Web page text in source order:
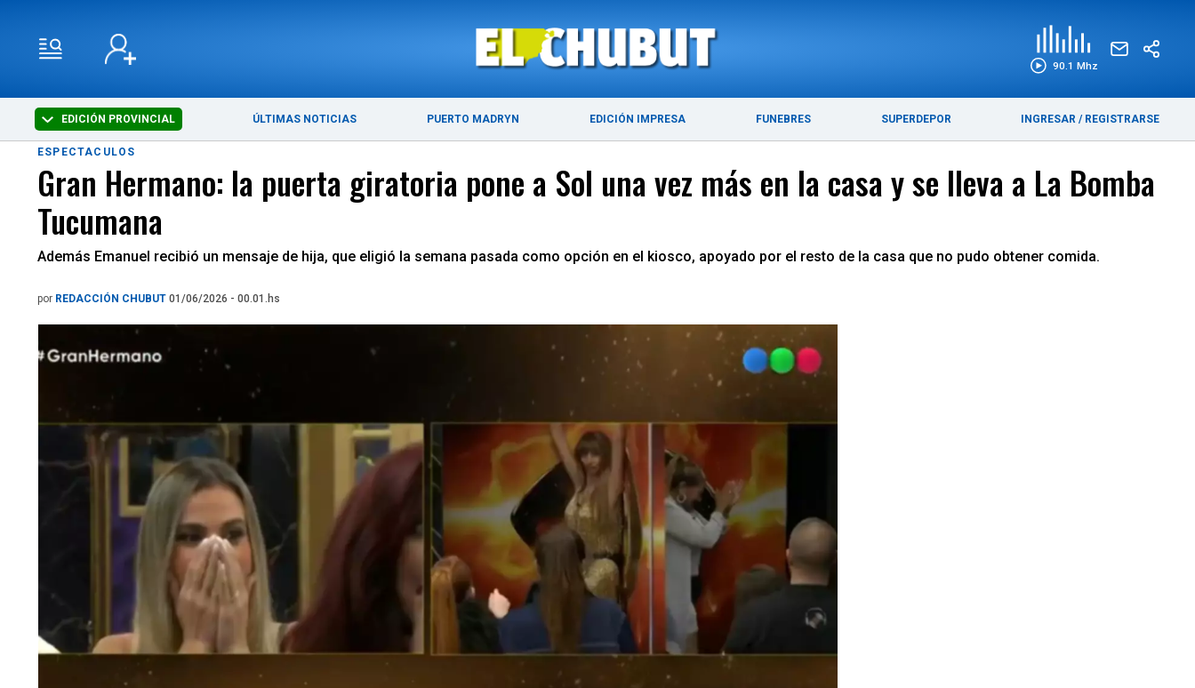
90.1 Mhz
EDICIÓN PROVINCIAL ÚLTIMAS NOTICIAS PUERTO MADRYN EDICIÓN IMPRESA FUNEBRES SUPERDEPOR INGRESAR / REGISTRARSE
ÚLTIMAS NOTICIAS PUERTO MADRYN
ESPECTACULOS
Gran Hermano: la puerta giratoria pone a Sol una vez más en la casa y se lleva a La Bomba
Tucumana
Además Emanuel recibió un mensaje de hija, que eligió la semana pasada como opción en el kiosco, apoyado por el resto de la casa que no pudo obtener comida.
por REDACCIÓN CHUBUT 01/06/2026 - 00.01.hs